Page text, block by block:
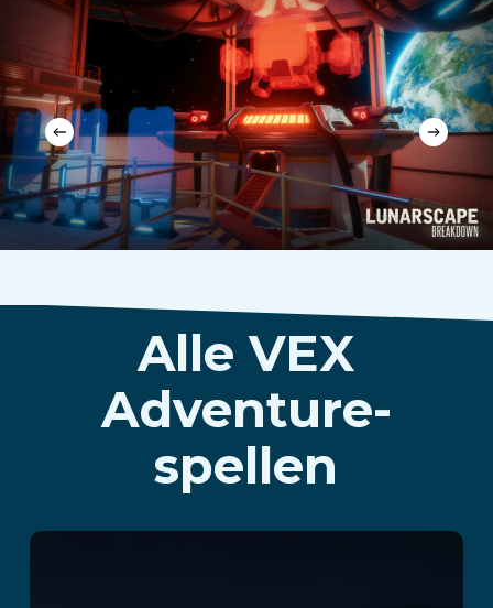
Alle VEX
Adventure-
spellen